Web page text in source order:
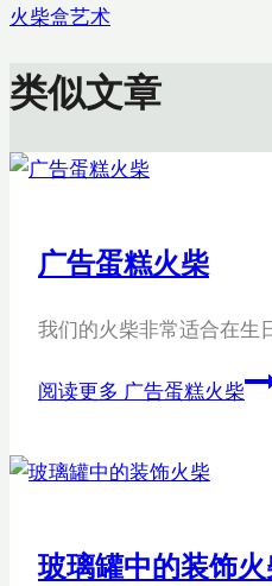
火柴盒艺术
类似文章
广告蛋糕火柴
我们的火柴非常适合在生
阅读更多 广告蛋糕火柴
玻璃罐中的装饰